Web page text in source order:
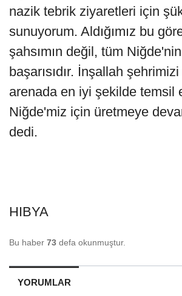
nazik tebrik ziyaretleri için
sunuyorum. Aldığımız bu
şahsımın değil, tüm
başarısıdır. İnşallah
arenada en iyi şekilde temsil
Niğde'miz için üretmeye
dedi.
HIBYA
Bu haber 73 defa okunmuştur.
YORUMLAR